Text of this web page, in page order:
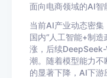
面向电商领域的AI智
当前AI产业动态密
国内“人工智能+制
涨，后续
潮。随着模型能力不
的显著下降，AI下